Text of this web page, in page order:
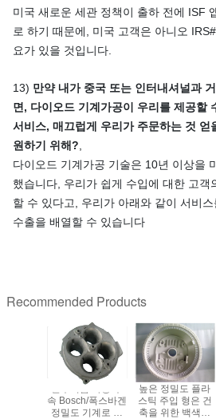
미국 새로운 세관 정책이 출하 전에 ISF
로 하기 때문에, 미국 고객은 아니오
요가 있을 것입니다.
13) 만약 내가 중국 또는 인터내셔널과
면, 다이오드 기계가공이 우리를 제공할
서비스, 매끄럽게 우리가 주문하는 것 얻
원하기 위해?
다이오드 기계가공 기술은 10년 이상을
했습니다, 우리가 쉽게 수입에 대한 고객
할 수 있다고, 우리가 아래와 같이 서비
수출을 배열할 수 있습니다
Recommended Products
속 Bosch/폭스바겐
정밀도 기계로 가
높은 정밀도 플라
스틱 주입 형은 건
축을 위한 백색을